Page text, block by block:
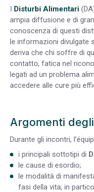
Disturbi Alimentari
ampia diffusione e di
conoscenza di questi
le informazioni divulgate
deriva che chi soffre di
contatto, fatica nel
legati ad un problema
accedere alle cure più
Argomenti
Durante gli incontri,
i principali sottotipi di
le cause di esordio;
le modalità di
fasi della vita, in